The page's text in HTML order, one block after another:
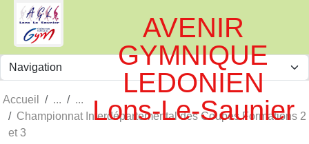
AVENIR
GYMNIQUE
LEDONIEN
Lons-Le-Saunier
Accueil
Championnat Interdépartemental des Coupes Formations 2
et 3
Panneau de gestion des cookies